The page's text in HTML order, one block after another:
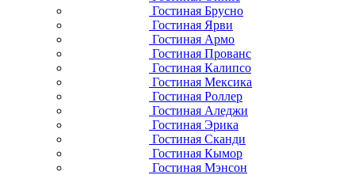
Гостиная Брусно
Гостиная Ярви
Гостиная Армо
Гостиная Прованс
Гостиная Калипсо
Гостиная Мексика
Гостиная Роллер
Гостиная Аледжи
Гостиная Эрика
Гостиная Сканди
Гостиная Кымор
Гостиная Мэнсон